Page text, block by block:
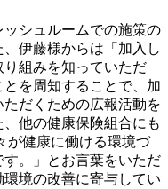
シュルームでの施策の
伊藤様からは「加入し
組みを知っていただ
を周知することで、加
だくための広報活動を
他の健康保険組合にも
が健康に働ける環境づ
。」とお言葉をいただ
境の改善に寄与してい